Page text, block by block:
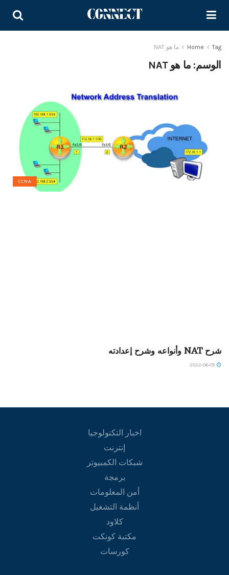
Home Tag ما هو NAT
الوسم: ما هو NAT
CCNA
شرح NAT وأنواعه وشرح إعدادته
اخبار التكنولوجيا
إنترنت
شبكات الكمبيوتر
برمجة
أمن المعلومات
أنظمة التشغيل
كلاود
مكتبة كونكت
كورسات